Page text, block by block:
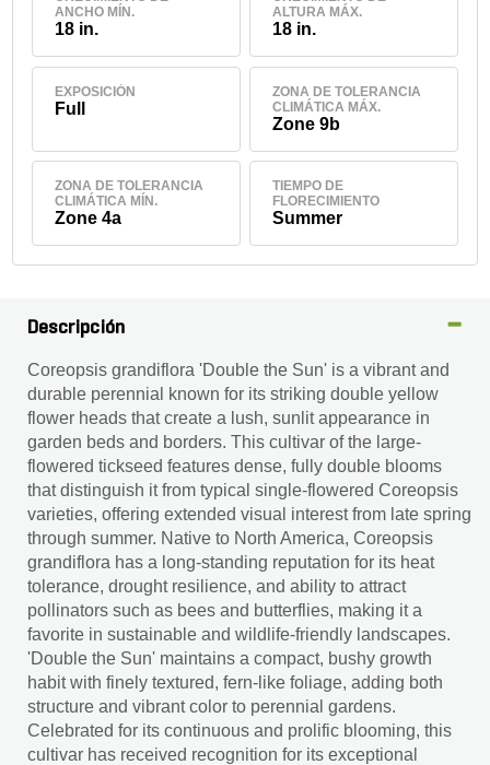
ANCHO MÍN.
18 in.
ALTURA MÁX.
18 in.
EXPOSICIÓN
Full
ZONA DE TOLERANCIA
CLIMÁTICA MÁX.
Zone 9b
ZONA DE TOLERANCIA
CLIMÁTICA MÍN.
Zone 4a
TIEMPO DE
FLORECIMIENTO
Summer
Descripción
Coreopsis grandiflora 'Double the Sun' is a vibrant and
durable perennial known for its striking double yellow
flower heads that create a lush, sunlit appearance in
garden beds and borders. This cultivar of the large-
flowered tickseed features dense, fully double blooms
that distinguish it from typical single-flowered Coreopsis
varieties, offering extended visual interest from late spring
through summer. Native to North America, Coreopsis
grandiflora has a long-standing reputation for its heat
tolerance, drought resilience, and ability to attract
pollinators such as bees and butterflies, making it a
favorite in sustainable and wildlife-friendly landscapes.
'Double the Sun' maintains a compact, bushy growth
habit with finely textured, fern-like foliage, adding both
structure and vibrant color to perennial gardens.
Celebrated for its continuous and prolific blooming, this
cultivar has received recognition for its exceptional